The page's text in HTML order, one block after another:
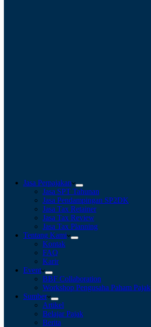
Jasa Perpajakan
Jasa SPT Tahunan
Jasa Pendampingan SP2DK
Jasa Tax Retainer
Jasa Tax Review
Jasa Tax Planning
Tentang Kami
Kontak
FAQ
Karir
Event
BBF Collaboration
Workshop Pengusaha Paham Pajak
Sumber
Artikel
Belajar Pajak
Berita